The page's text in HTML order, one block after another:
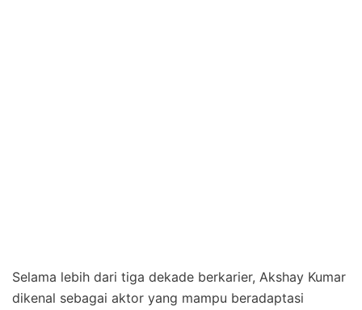
Selama lebih dari tiga dekade berkarier, Akshay Kumar
dikenal sebagai aktor yang mampu beradaptasi